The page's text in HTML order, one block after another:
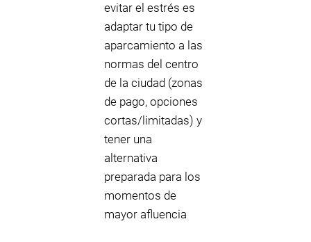
evitar el estrés es
adaptar tu tipo de
aparcamiento a las
normas del centro
de la ciudad (zonas
de pago, opciones
cortas/limitadas) y
tener una
alternativa
preparada para los
momentos de
mayor afluencia